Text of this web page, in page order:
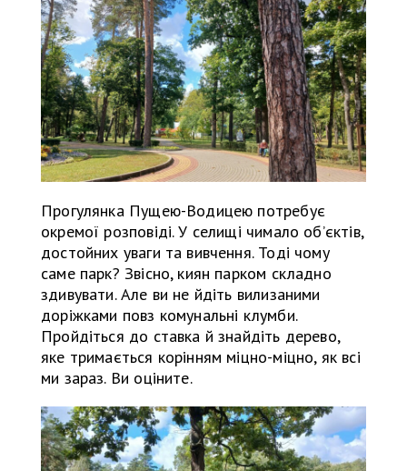
Прогулянка Пущею-Водицею потребує
окремої розповіді. У селищі чимало об’єктів,
достойних уваги та вивчення. Тоді чому
саме парк? Звісно, киян парком складно
здивувати. Але ви не йдіть вилизаними
доріжками повз комунальні клумби.
Пройдіться до ставка й знайдіть дерево,
яке тримається корінням міцно-міцно, як всі
ми зараз. Ви оціните.